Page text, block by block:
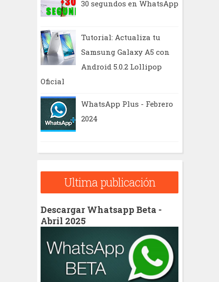
30 segundos en WhatsApp
Tutorial: Actualiza tu
Samsung Galaxy A5 con
Android 5.0.2 Lollipop
Oficial
WhatsApp Plus - Febrero
2024
Ultima publicación
Descargar Whatsapp Beta -
Abril 2025